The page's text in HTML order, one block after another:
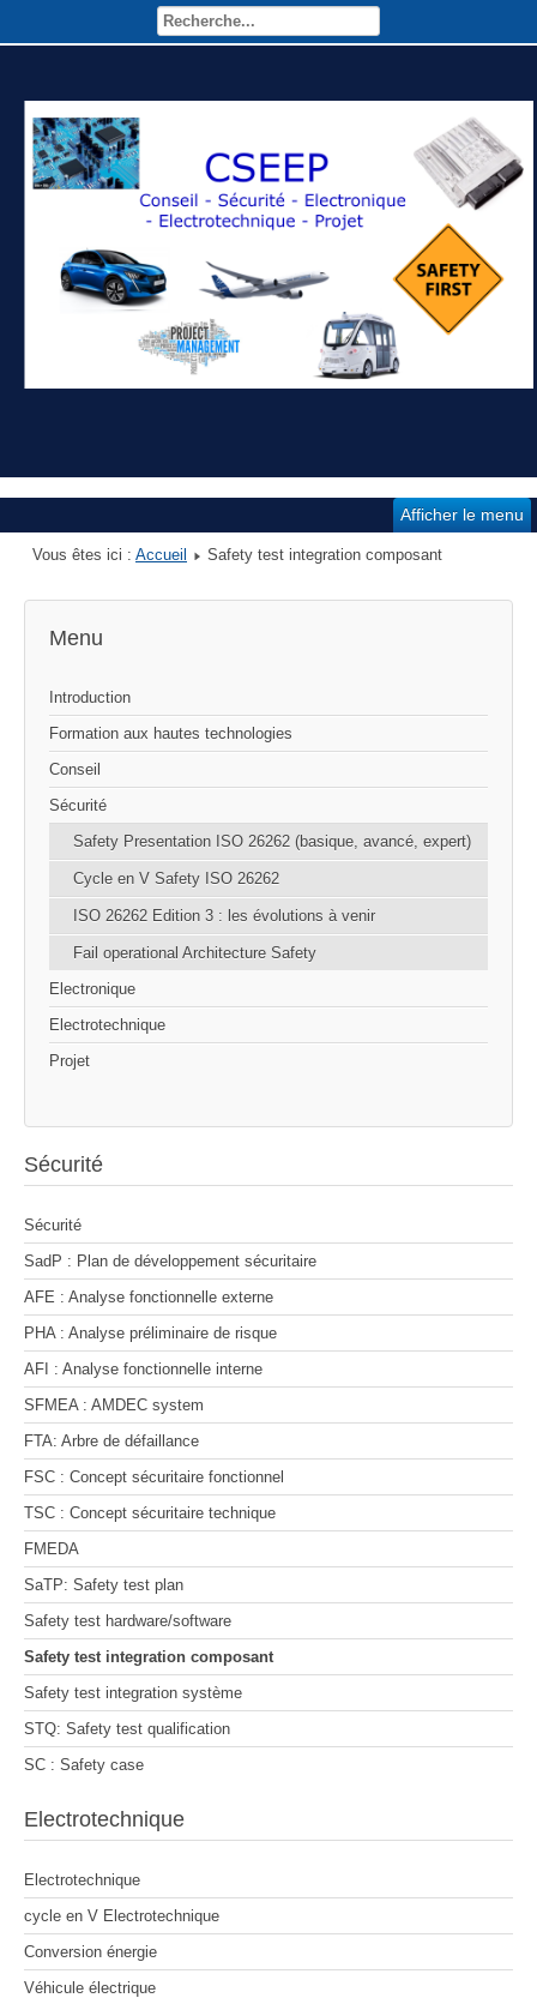
Afficher le menu
Vous êtes ici : Accueil Safety test integration composant
Menu
Introduction
Formation aux hautes technologies
Conseil
Sécurité
Safety Presentation ISO 26262 (basique, avancé, expert)
Cycle en V Safety ISO 26262
ISO 26262 Edition 3 : les évolutions à venir
Fail operational Architecture Safety
Electronique
Electrotechnique
Projet
Sécurité
Sécurité
SadP : Plan de développement sécuritaire
AFE : Analyse fonctionnelle externe
PHA : Analyse préliminaire de risque
AFI : Analyse fonctionnelle interne
SFMEA : AMDEC system
FTA: Arbre de défaillance
FSC : Concept sécuritaire fonctionnel
TSC : Concept sécuritaire technique
FMEDA
SaTP: Safety test plan
Safety test hardware/software
Safety test integration composant
Safety test integration système
STQ: Safety test qualification
SC : Safety case
Electrotechnique
Electrotechnique
cycle en V Electrotechnique
Conversion énergie
Véhicule électrique